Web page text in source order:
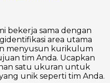
bekerja sama dengan
area utama
menyusun kurikulum
tim Anda. Ucapkan
satu ukuran untuk
unik seperti tim Anda.